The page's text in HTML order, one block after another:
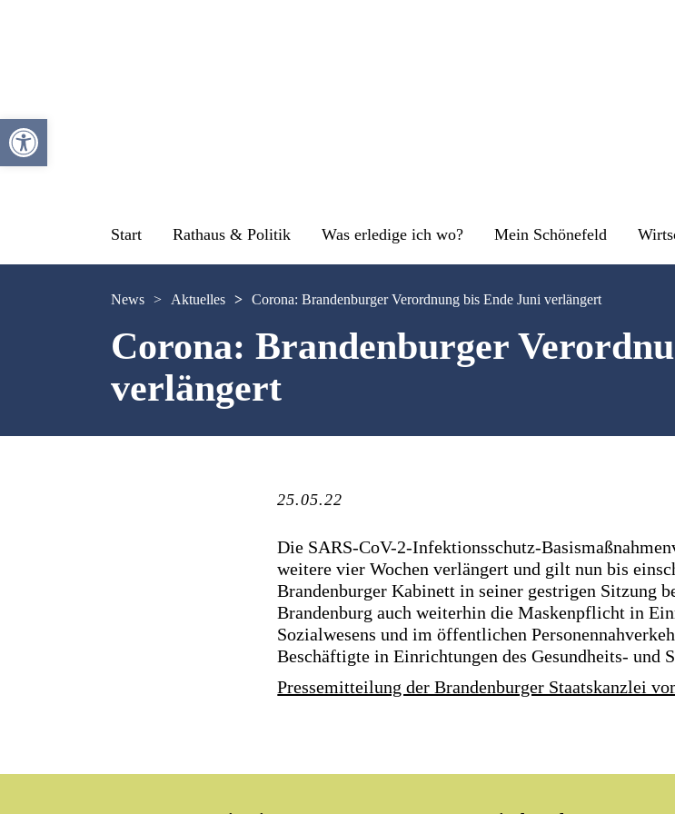
Werkzeugleiste öffnen
Start Rathaus & Politik Was erledige ich wo? Mein Schönefeld
News > Aktuelles > Corona: Brandenburger Verordnung bis Ende Juni verlängert
Corona: Brandenburger
verlängert
25.05.22
Die SARS-CoV-2-Infektionsschutz-
weitere vier Wochen verlängert und gilt nun bis
Brandenburger Kabinett in seiner gestrigen Sitzung
Brandenburg auch weiterhin die Maskenpflicht in
Sozialwesens und im öffentlichen
Beschäftigte in Einrichtungen des Gesundheits- und
Pressemitteilung der Brandenburger Staatskanzlei